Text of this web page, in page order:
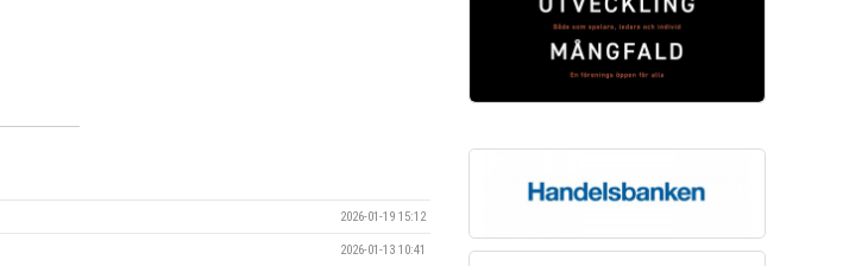
2026-01-19 15:12
2026-01-13 10:41